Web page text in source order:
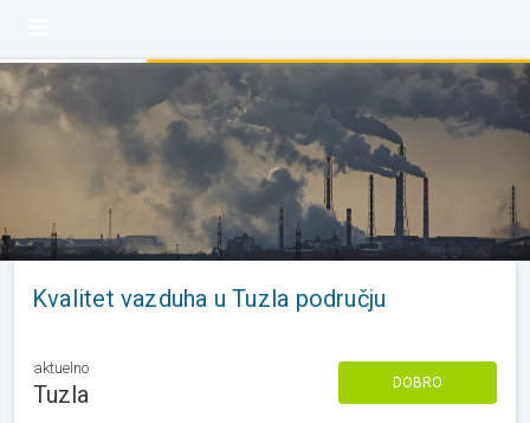
Kvalitet vazduha u Tuzla području
aktuelno
Tuzla DOBRO